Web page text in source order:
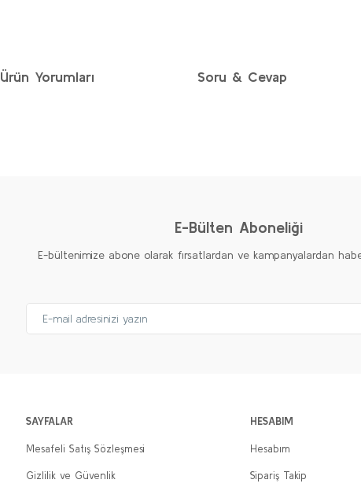
Ürün Yorumları Soru & Cevap
E-Bülten Aboneliği
E-bültenimize abone olarak fırsatlardan ve kampanyalardan
SAYFALAR
Mesafeli Satış Sözleşmesi
Gizlilik ve Güvenlik
HESABIM
Hesabım
Sipariş Takip